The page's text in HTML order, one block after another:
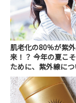
肌老化の80％が紫
来！？ 今年の夏こ
ために、紫外線に